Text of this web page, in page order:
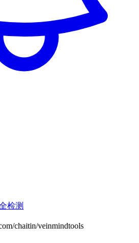
检测
chaitin/veinmindtools